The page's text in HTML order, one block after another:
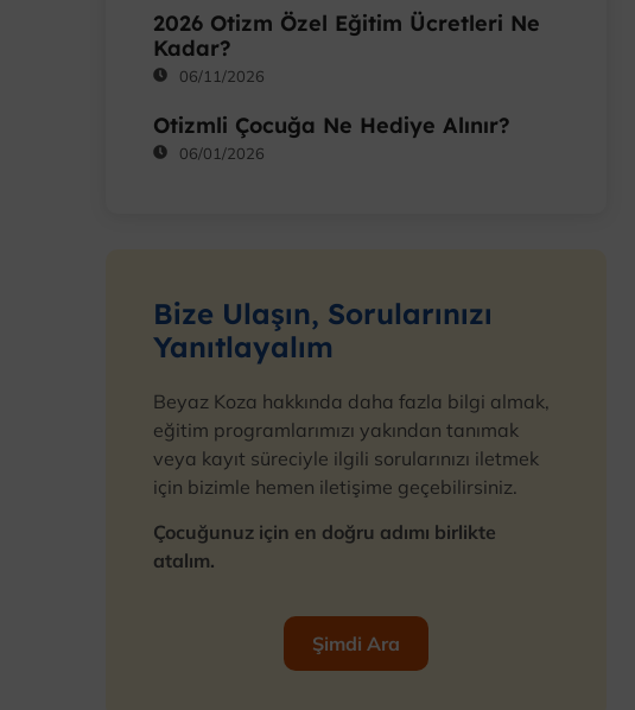
2026 Otizm Özel Eğitim Ücretleri Ne
Kadar?
06/11/2026
Otizmli Çocuğa Ne Hediye Alınır?
06/01/2026
Bize Ulaşın, Sorularınızı
Yanıtlayalım
Beyaz Koza hakkında daha fazla bilgi almak,
eğitim programlarımızı yakından tanımak
veya kayıt süreciyle ilgili sorularınızı iletmek
için bizimle hemen iletişime geçebilirsiniz.
Çocuğunuz için en doğru adımı birlikte
atalım.
Şimdi Ara